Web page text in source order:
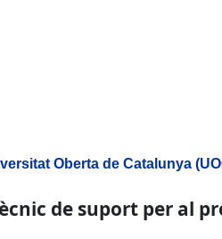
Oberta de Catalunya
de suport per al